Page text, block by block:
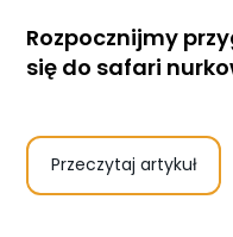
Rozpocznijmy
się do safari
Przeczytaj artykuł